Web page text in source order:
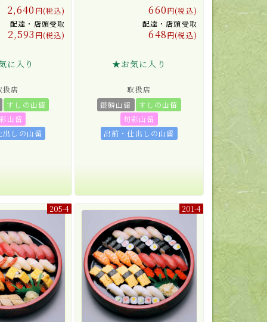
2,640 円(税込)
配達・店頭受取
2,593 円(税込)
に入り
扱店
すしの山留
山留
出しの山留
660円(税込)
配達・店頭受取
648円(税込)
★お気に入り
取扱店
銀鱗山留
すしの山留
旬彩山留
出前・仕出しの山留
205-4 201-4